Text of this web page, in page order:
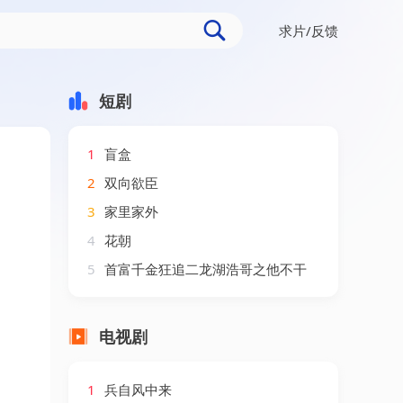
求片/反馈
短剧
1
盲盒
2 双向欲臣
3 家里家外
4 花朝
5 首富千金狂追二龙湖浩哥之他不干
电视剧
1 兵自风中来